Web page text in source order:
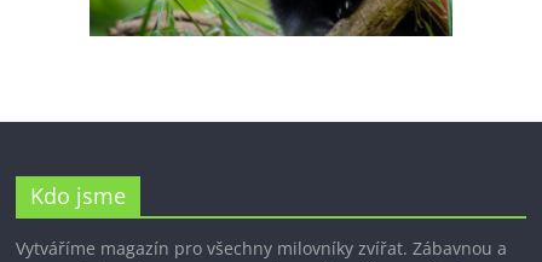
Kdo jsme
Vytváříme magazín pro všechny milovníky zvířat. Zábavnou a